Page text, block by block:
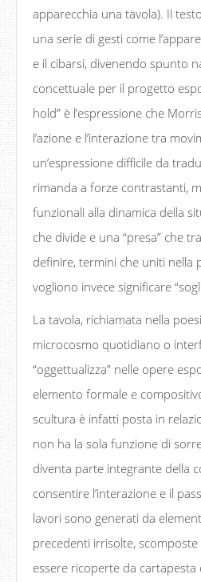
apparecchia una tavola). Il
una serie di gesti come
e il cibarsi, divenendo spunto
concettuale per il progetto
hold” è l’espressione che
l’azione e l’interazione tra
un’espressione difficile da
rimanda a forze contrastanti,
funzionali alla dinamica della
che divide e una “presa” che
definire, termini che uniti nella
vogliono invece significare
La tavola, richiamata nella
microcosmo quotidiano o
“oggettualizza” nelle opere
elemento formale e
scultura è infatti posta in
non ha la sola funzione di
diventa parte integrante della
consentire l’interazione e il
lavori sono generati da
precedenti irrisolte,
essere ricoperte da cartapesta